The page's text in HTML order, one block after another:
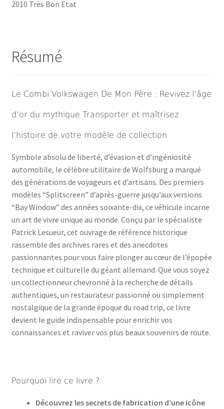
2010 Très Bon Etat
Résumé
Le Combi Volkswagen De Mon Père : Revivez l’âge
d’or du mythique Transporter et maîtrisez
l’histoire de votre modèle de collection
Symbole absolu de liberté, d’évasion et d’ingéniosité
automobile, le célèbre utilitaire de Wolfsburg a marqué
des générations de voyageurs et d’artisans. Des premiers
modèles “Splitscreen” d’après-guerre jusqu’aux versions
“Bay Window” des années soixante-dix, ce véhicule incarne
un art de vivre unique au monde. Conçu par le spécialiste
Patrick Lesueur, cet ouvrage de référence historique
rassemble des archives rares et des anecdotes
passionnantes pour vous faire plonger au cœur de l’épopée
technique et culturelle du géant allemand. Que vous soyez
un collectionneur chevronné à la recherche de détails
authentiques, un restaurateur passionné ou simplement
nostalgique de la grande époque du road trip, ce livre
devient le guide indispensable pour enrichir vos
connaissances et raviver vos plus beaux souvenirs de route.
Pourquoi lire ce livre ?
Découvrez les secrets de fabrication d’une icône